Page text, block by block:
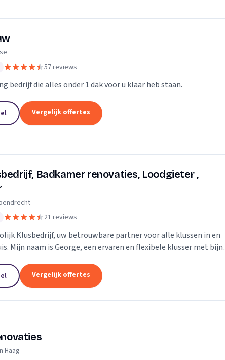
57 reviews
bedrijf die alles onder 1 dak voor u klaar heb staan.
Vergelijk offertes
Badkamer renovaties, Loodgieter ,
21 reviews
Klusbedrijf, uw betrouwbare partner voor alle klussen in en
Mijn naam is George, een ervaren en flexibele klusser met bijna
Vergelijk offertes
Haag